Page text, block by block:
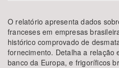
O relatório apresenta dados
franceses em empresas
histórico comprovado de
fornecimento. Detalha a relação
banco da Europa, e frigoríficos